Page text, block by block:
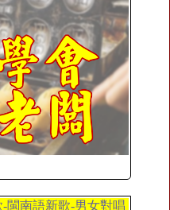
-閩南語新歌-男女對唱